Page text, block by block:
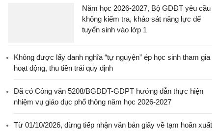
Năm học 2026-2027, Bộ GDĐT yêu cầu
không kiểm tra, khảo sát năng lực để
tuyển sinh vào lớp 1
Không được lấy danh nghĩa “tự nguyện” ép học sinh tham gia
hoạt động, thu tiền trái quy định
Đã có Công văn 5208/BGDĐT-GDPT hướng dẫn thực hiện
nhiệm vụ giáo dục phổ thông năm học 2026-2027
Từ 01/10/2026, dừng tiếp nhận văn bản giấy về tạm hoãn xuất